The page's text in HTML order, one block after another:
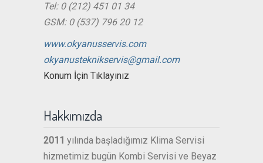
Tel: 0 (212) 451 01 34
GSM: 0 (537) 796 20 12
www.okyanusservis.com
okyanusteknikservis@gmail.com
Konum İçin Tıklayınız
Hakkımızda
2011 yılında başladığımız Klima Servisi
hizmetimiz bugün Kombi Servisi ve Beyaz